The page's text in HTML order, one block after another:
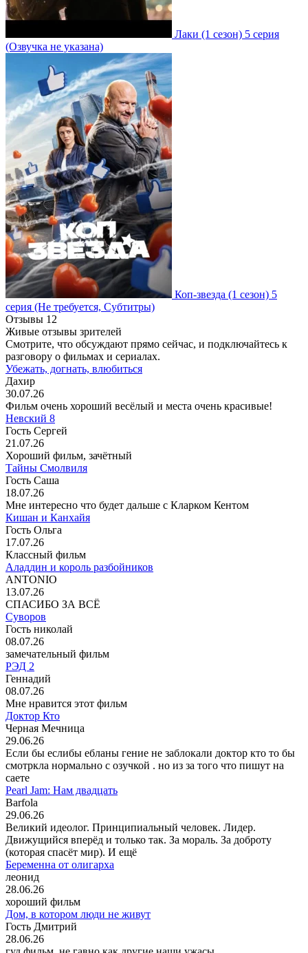
Лаки (1 сезон) 5 серия
(Озвучка не указана)
Коп-звезда (1 сезон) 5
серия (Не требуется, Субтитры)
Отзывы 12
Живые отзывы зрителей
Смотрите, что обсуждают прямо сейчас, и подключайтесь к
разговору о фильмах и сериалах.
Убежать, догнать, влюбиться
Дахир
30.07.26
Фильм очень хороший весёлый и места очень красивые!
Невский 8
Гость Сергей
21.07.26
Хороший фильм, зачётный
Тайны Смолвиля
Гость Саша
18.07.26
Мне интересно что будет дальше с Кларком Кентом
Кишан и Канхайя
Гость Ольга
17.07.26
Классный фильм
Аладдин и король разбойников
ANTONIO
13.07.26
СПАСИБО ЗА ВСЁ
Суворов
Гость николай
08.07.26
замечательный фильм
РЭД 2
Геннадий
08.07.26
Мне нравится этот фильм
Доктор Кто
Черная Мечница
29.06.26
Если бы еслибы ебланы гение не заблокали доктор кто то бы
смотркла нормально с озучкой . но из за того что пишут на
саете
Pearl Jam: Нам двадцать
Barfola
29.06.26
Великий идеолог. Принципиальный человек. Лидер.
Движущийся вперёд и только так. За мораль. За доброту
(которая спасёт мир). И ещё
Беременна от олигарха
леонид
28.06.26
хороший фильм
Дом, в котором люди не живут
Гость Дмитрий
28.06.26